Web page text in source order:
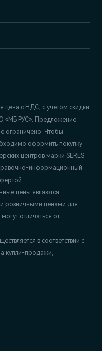
399 Б/1
цена c НДС, с учетом скидки
«МБ РУС». Предложение
ограничено. Чтобы
оформить покупку
центров марки SERES.
информационный
цены являются
розничными ценами для
отличаться от
в соответствии с
купли-продажи,